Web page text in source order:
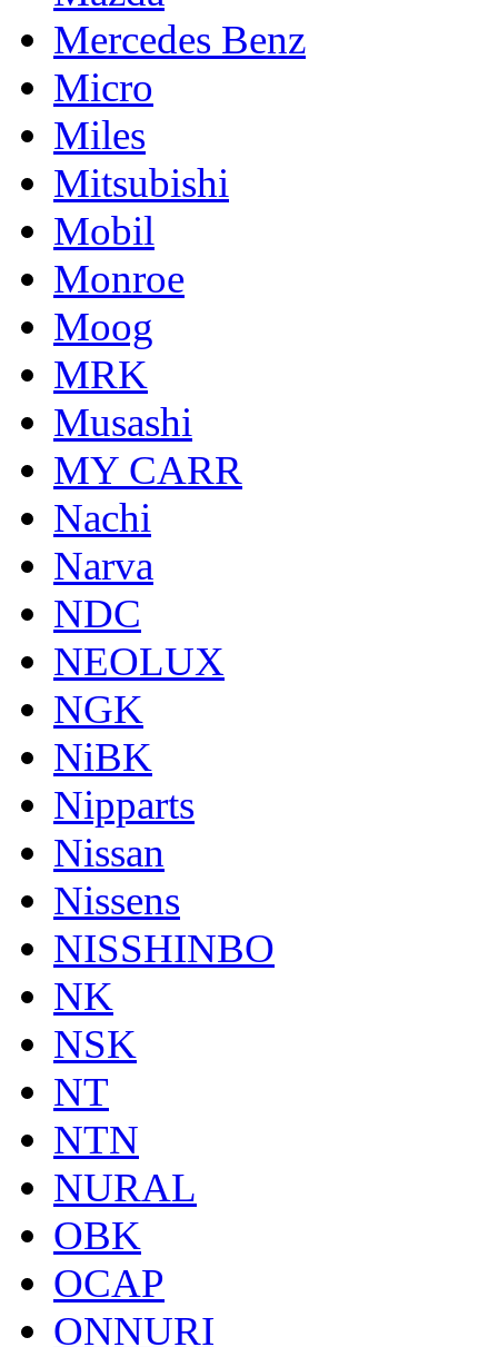
Mercedes Benz
Micro
Miles
Mitsubishi
Mobil
Monroe
Moog
MRK
Musashi
MY CARR
Nachi
Narva
NDC
NEOLUX
NGK
NiBK
Nipparts
Nissan
Nissens
NISSHINBO
NK
NSK
NT
NTN
NURAL
OBK
OCAP
ONNURI